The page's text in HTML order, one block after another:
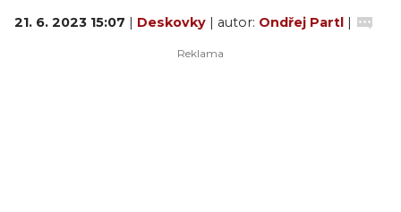
21. 6. 2023 15:07 | Deskovky | autor: Ondřej Partl |